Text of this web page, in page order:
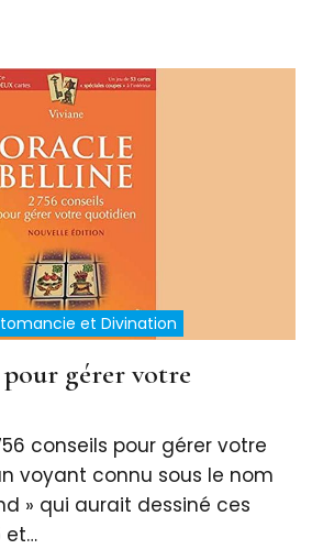
et Divination
gérer votre
conseils pour gérer votre
voyant connu sous le nom
» qui aurait dessiné ces
et…